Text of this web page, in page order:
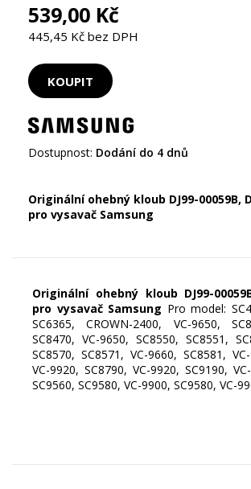
539,00 Kč
445,45 Kč bez DPH
Dostupnost: Dodání do 4 dnů
Originální ohebný kloub DJ99-00059B,
pro vysavač Samsung
Originální ohebný kloub DJ99-
pro vysavač Samsung Pro model:
SC6365, CROWN-2400, VC-9650,
SC8470, VC-9650, SC8550, SC8551,
SC8570, SC8571, VC-9660, SC8581,
VC-9920, SC8790, VC-9920, SC9190,
SC9560, SC9580, VC-9900, SC9580, VC-